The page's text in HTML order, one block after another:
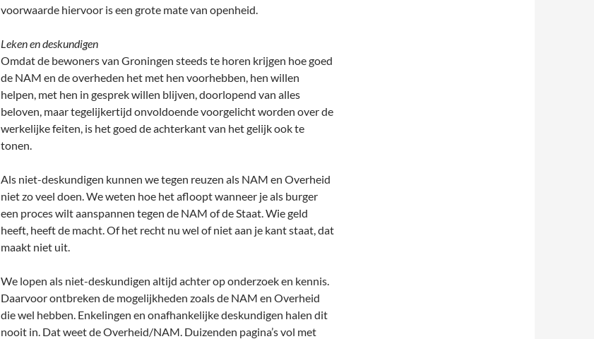
voorwaarde hiervoor is een grote mate van openheid.
Leken en deskundigen
Omdat de bewoners van Groningen steeds te horen krijgen hoe goed
de NAM en de overheden het met hen voorhebben, hen willen
helpen, met hen in gesprek willen blijven, doorlopend van alles
beloven, maar tegelijkertijd onvoldoende voorgelicht worden over de
werkelijke feiten, is het goed de achterkant van het gelijk ook te
tonen.
Als niet-deskundigen kunnen we tegen reuzen als NAM en Overheid
niet zo veel doen. We weten hoe het afloopt wanneer je als burger
een proces wilt aanspannen tegen de NAM of de Staat. Wie geld
heeft, heeft de macht. Of het recht nu wel of niet aan je kant staat, dat
maakt niet uit.
We lopen als niet-deskundigen altijd achter op onderzoek en kennis.
Daarvoor ontbreken de mogelijkheden zoals de NAM en Overheid
die wel hebben. Enkelingen en onafhankelijke deskundigen halen dit
nooit in. Dat weet de Overheid/NAM. Duizenden pagina’s vol met